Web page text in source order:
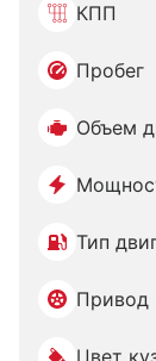
КПП
Пробег
Объем
Тип
Привод
Цвет